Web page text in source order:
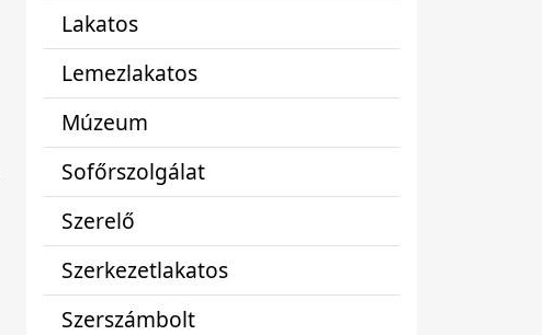
Lakatos
Lemezlakatos
Múzeum
Sofőrszolgálat
Szerelő
Szerkezetlakatos
Szerszámbolt